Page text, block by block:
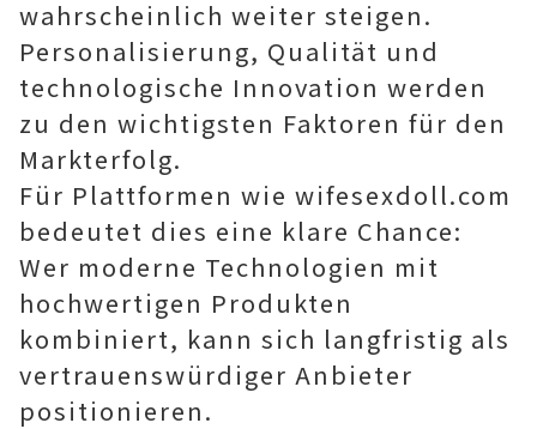
wahrscheinlich weiter steigen.
Personalisierung, Qualität und
technologische Innovation werden
zu den wichtigsten Faktoren für den
Markterfolg.
Für Plattformen wie wifesexdoll.com
bedeutet dies eine klare Chance:
Wer moderne Technologien mit
hochwertigen Produkten
kombiniert, kann sich langfristig als
vertrauenswürdiger Anbieter
positionieren.